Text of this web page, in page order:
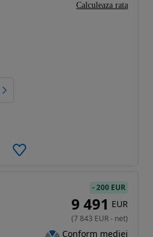
Calculeaza rata
-200 EUR
9 491 EUR
(7 843 EUR- net)
Conform mediei